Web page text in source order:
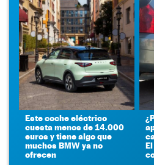
Este coche eléctrico
cuesta menos de 14.000
euros y tiene algo que
muchos BMW ya no
ofrecen